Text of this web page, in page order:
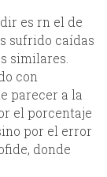
es rn el de
sufrido caídas
similares.
con
parecer a la
el porcentaje
por el error
donde